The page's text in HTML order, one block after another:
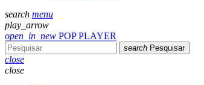
search menu
play_arrow
open_in_new POP PLAYER
search Pesquisar
close
close